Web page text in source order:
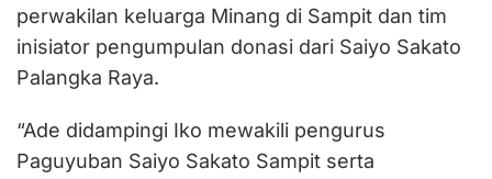
perwakilan keluarga Minang di Sampit dan tim
inisiator pengumpulan donasi dari Saiyo Sakato
Palangka Raya.
“Ade didampingi Iko mewakili pengurus
Paguyuban Saiyo Sakato Sampit serta